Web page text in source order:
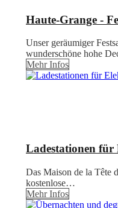
Haute-Grange -
Unser geräumiger
wunderschöne hohe
Mehr Infos
Ladestationen für
Das Maison de la Tête
kostenlose…
Mehr Infos